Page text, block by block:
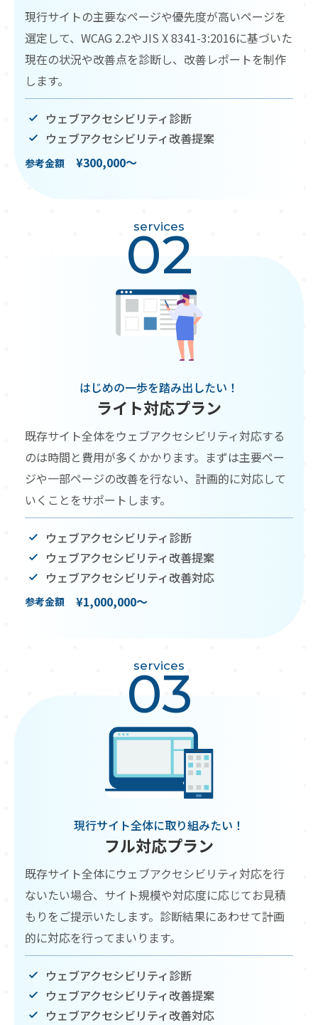
現行サイトの主要なページや優先度が高いページを
選定して、WCAG 2.2やJIS X 8341-3:2016に基づいた
現在の状況や改善点を診断し、改善レポートを制作
します。
ウェブアクセシビリティ診断
ウェブアクセシビリティ改善提案
参考金額 ¥300,000〜
services
02
はじめの一歩を踏み出したい！
ライト対応プラン
既存サイト全体をウェブアクセシビリティ対応する
のは時間と費用が多くかかります。まずは主要ペー
ジや一部ページの改善を行ない、計画的に対応して
いくことをサポートします。
ウェブアクセシビリティ診断
ウェブアクセシビリティ改善提案
ウェブアクセシビリティ改善対応
参考金額 ¥1,000,000〜
services
03
現行サイト全体に取り組みたい！
フル対応プラン
既存サイト全体にウェブアクセシビリティ対応を行
ないたい場合、サイト規模や対応度に応じてお見積
もりをご提示いたします。診断結果にあわせて計画
的に対応を行ってまいります。
ウェブアクセシビリティ診断
ウェブアクセシビリティ改善提案
ウェブアクセシビリティ改善対応